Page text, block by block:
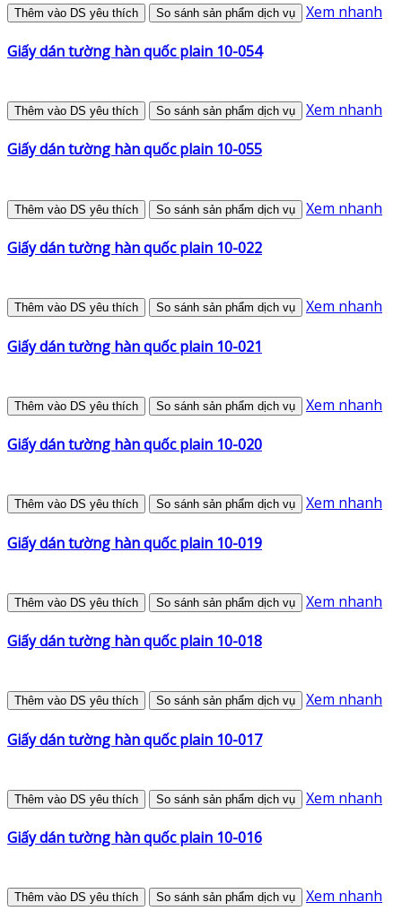
Thêm vào DS yêu thích So sánh sản phẩm dịch vụ Xem nhanh
Giấy dán tường hàn quốc plain 10-054
Thêm vào DS yêu thích So sánh sản phẩm dịch vụ Xem nhanh
Giấy dán tường hàn quốc plain 10-055
Thêm vào DS yêu thích So sánh sản phẩm dịch vụ Xem nhanh
Giấy dán tường hàn quốc plain 10-022
Thêm vào DS yêu thích So sánh sản phẩm dịch vụ Xem nhanh
Giấy dán tường hàn quốc plain 10-021
Thêm vào DS yêu thích So sánh sản phẩm dịch vụ Xem nhanh
Giấy dán tường hàn quốc plain 10-020
Thêm vào DS yêu thích So sánh sản phẩm dịch vụ Xem nhanh
Giấy dán tường hàn quốc plain 10-019
Thêm vào DS yêu thích So sánh sản phẩm dịch vụ Xem nhanh
Giấy dán tường hàn quốc plain 10-018
Thêm vào DS yêu thích So sánh sản phẩm dịch vụ Xem nhanh
Giấy dán tường hàn quốc plain 10-017
Thêm vào DS yêu thích So sánh sản phẩm dịch vụ Xem nhanh
Giấy dán tường hàn quốc plain 10-016
Thêm vào DS yêu thích So sánh sản phẩm dịch vụ Xem nhanh